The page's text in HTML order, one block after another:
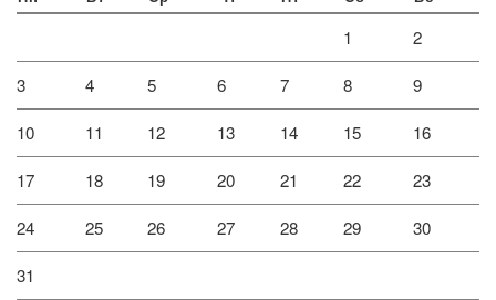
1 2
3 4 5 6 7 8 9
10 11 12 13 14 15 16
17 18 19 20 21 22 23
24 25 26 27 28 29 30
31